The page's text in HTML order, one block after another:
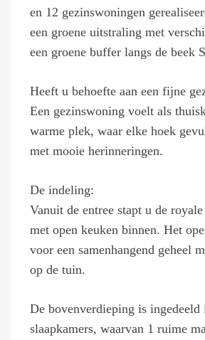
en 12 gezinswoningen
een groene uitstraling met
een groene buffer langs de beek
Heeft u behoefte aan een fijne
Een gezinswoning voelt als
warme plek, waar elke hoek
met mooie herinneringen.
De indeling:
Vanuit de entree stapt u de
met open keuken binnen. Het
voor een samenhangend geheel
op de tuin.
De bovenverdieping is ingedeeld
slaapkamers, waarvan 1 ruime